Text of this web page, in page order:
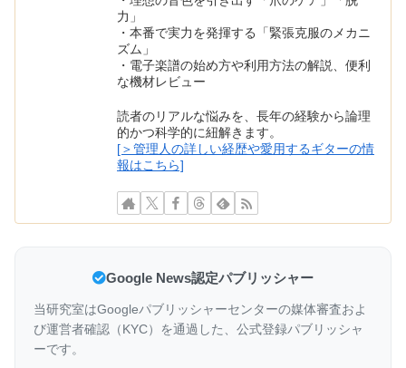
力」
・本番で実力を発揮する「緊張克服のメカニ
ズム」
・電子楽譜の始め方や利用方法の解説、便利
な機材レビュー
読者のリアルな悩みを、長年の経験から論理
的かつ科学的に紐解きます。
[＞管理人の詳しい経歴や愛用するギターの情
報はこちら]
Google News認定パブリッシャー
当研究室はGoogleパブリッシャーセンターの媒体審査およ
び運営者確認（KYC）を通過した、公式登録パブリッシャ
ーです。